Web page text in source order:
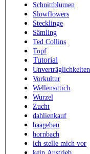
Schnittblumen
Slowflowers
Stecklinge
Sämling
Ted Collins
Topf
Tutorial
Unverträglichkeiten
Vorkultur
Wellensittich
Wurzel
Zucht
dahlienkauf
haagebau
hornbach
ich stelle mich vor